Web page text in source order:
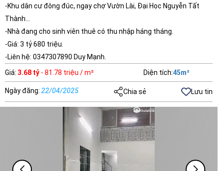
-Khu dân cư đông đúc, ngay chợ Vườn Lài, Đại Học Nguyễn Tất
Thành...
-Nhà đang cho sinh viên thuê có thu nhập háng tháng.
-Giá: 3 tỷ 680 triệu.
-Liên hệ: 0347307890 Duy Mạnh.
Giá: 3.68 tỷ - 81.78 triệu / m² Diện tích:45m²
Ngày đăng: 22/04/2025 Chia sẻ Lưu tin